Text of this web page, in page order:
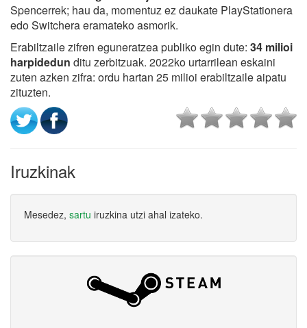
Spencerrek; hau da, momentuz ez daukate PlayStationera
edo Switchera eramateko asmorik.
Erabiltzaile zifren eguneratzea publiko egin dute: 34 milioi
harpidedun ditu zerbitzuak. 2022ko urtarrilean eskaini
zuten azken zifra: ordu hartan 25 milioi erabiltzaile aipatu
zituzten.
Iruzkinak
Mesedez, sartu iruzkina utzi ahal izateko.